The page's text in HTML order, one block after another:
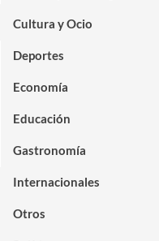
Cultura y Ocio
Deportes
Economía
Educación
Gastronomía
Internacionales
Otros